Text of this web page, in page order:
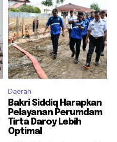
Daerah
Bakri Siddiq Harapkan
Pelayanan Perumdam
Tirta Daroy Lebih
Optimal